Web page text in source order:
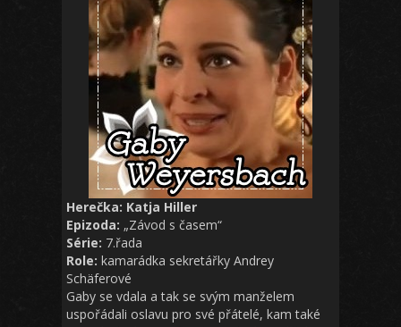
Herečka: Katja Hiller
Epizoda: „Závod s časem“
Série: 7.řada
Role: kamarádka sekretářky Andrey
Schäferové
Gaby se vdala a tak se svým manželem
uspořádali oslavu pro své přátelé, kam také